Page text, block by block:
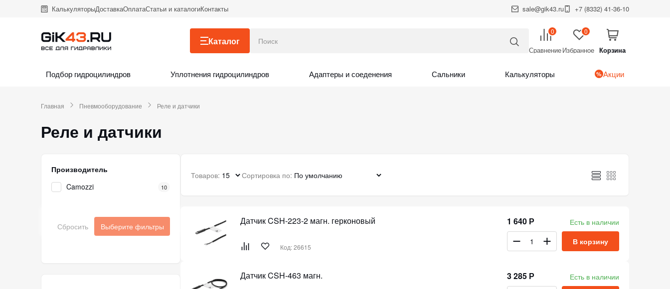
КалькуляторыДоставкаОплатаСтатьи и каталогиКонтакты sale@gik43.ru +7 (8332) 41-36-10
Каталог
0
Сравнение
0
Избранное Корзина
Подбор гидроцилиндров Уплотнения гидроцилиндров Адаптеры и соеденения Сальники Калькуляторы Акции
Главная Пневмооборудование Реле и датчики
Реле и датчики
Производитель
Camozzi
10
Сбросить Выберите фильтры
Товаров: Сортировка по:
Датчик CSH-223-2 магн. герконовый Есть в наличии
1 640 Р
Код: 26615
В корзину
Датчик CSH-463 магн. Есть в наличии
3 285 Р